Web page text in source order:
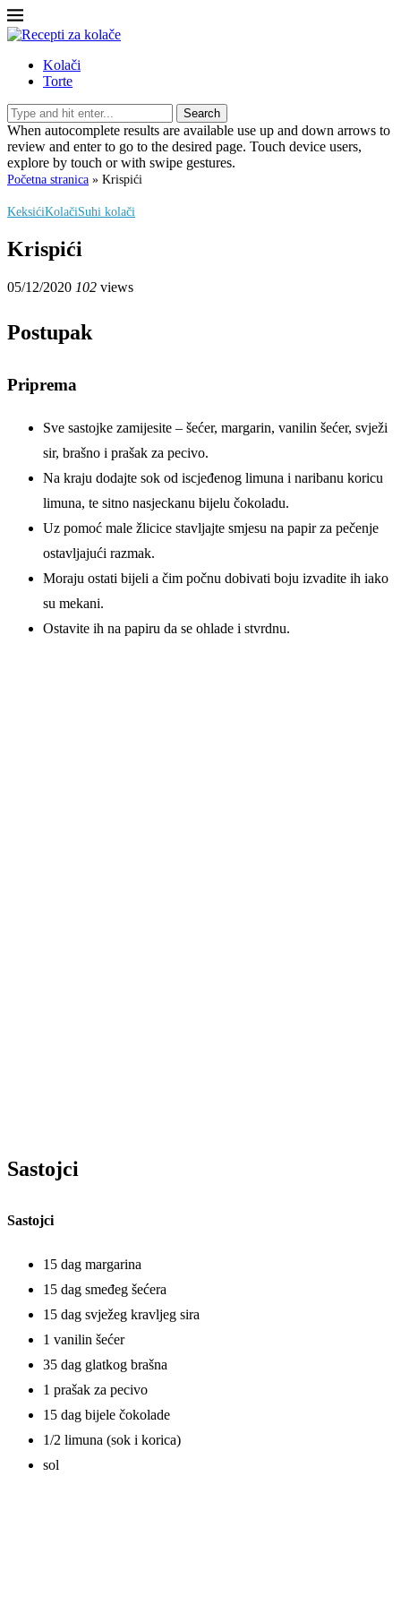
Kolači
Torte
Search
When autocomplete results are available use up and down arrows to
review and enter to go to the desired page. Touch device users,
explore by touch or with swipe gestures.
Početna stranica » Krispići
KeksićiKolačiSuhi kolači
Krispići
05/12/2020 102 views
Postupak
Priprema
Sve sastojke zamijesite – šećer, margarin, vanilin šećer, svježi
sir, brašno i prašak za pecivo.
Na kraju dodajte sok od iscjeđenog limuna i naribanu koricu
limuna, te sitno nasjeckanu bijelu čokoladu.
Uz pomoć male žlicice stavljajte smjesu na papir za pečenje
ostavljajući razmak.
Moraju ostati bijeli a čim počnu dobivati boju izvadite ih iako
su mekani.
Ostavite ih na papiru da se ohlade i stvrdnu.
Sastojci
Sastojci
15 dag margarina
15 dag smeđeg šećera
15 dag svježeg kravljeg sira
1 vanilin šećer
35 dag glatkog brašna
1 prašak za pecivo
15 dag bijele čokolade
1/2 limuna (sok i korica)
sol